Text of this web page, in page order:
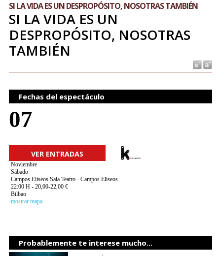
SI LA VIDA ES UN DESPROPÓSITO, NOSOTRAS TAMBIÉN
SI LA VIDA ES UN
DESPROPÓSITO, NOSOTRAS
TAMBIÉN
Fechas del espectáculo
07
VER ENTRADAS
Noviembre
Sábado
Campos Elíseos Sala Teatro - Campos Elíseos
22:00 H - 20,00-22,00 €
Bilbao
mostrar mapa
Probablemente te interese mucho...